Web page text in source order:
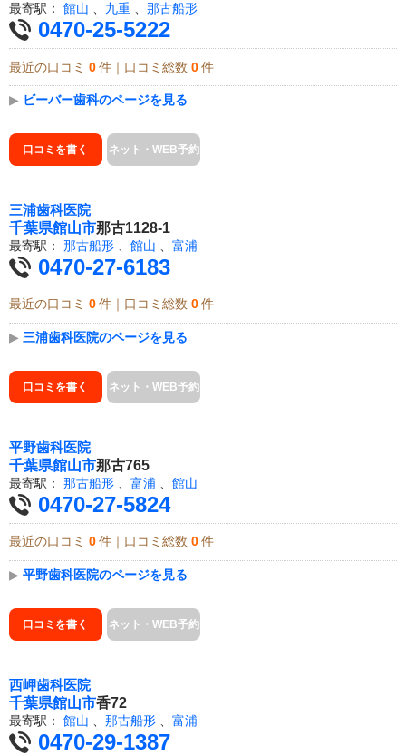
最寄駅： 館山 、 九重 、 那古船形
0470-25-5222
最近の口コミ 0 件｜口コミ総数 0 件
▶ ビーバー歯科のページを見る
口コミを書く ネット・WEB予約
三浦歯科医院
千葉県館山市那古1128-1
最寄駅： 那古船形 館山 富浦
0470-27-6183
最近の口コミ 0 件｜口コミ総数 0 件
▶ 三浦歯科医院のページを見る
口コミを書く ネット・WEB予約
平野歯科医院
千葉県館山市那古765
最寄駅： 那古船形 富浦 館山
0470-27-5824
最近の口コミ 0 件｜口コミ総数 0 件
▶ 平野歯科医院のページを見る
口コミを書く ネット・WEB予約
西岬歯科医院
千葉県館山市香72
最寄駅： 館山 那古船形 富浦
0470-29-1387